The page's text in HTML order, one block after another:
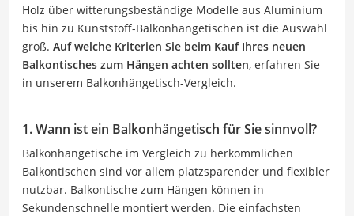
Holz über witterungsbeständige Modelle aus Aluminium
bis hin zu Kunststoff-Balkonhängetischen ist die Auswahl
groß. Auf welche Kriterien Sie beim Kauf Ihres neuen
Balkontisches zum Hängen achten sollten, erfahren Sie
in unserem Balkonhängetisch-Vergleich.
1. Wann ist ein Balkonhängetisch für Sie sinnvoll?
Balkonhängetische im Vergleich zu herkömmlichen
Balkontischen sind vor allem platzsparender und flexibler
nutzbar. Balkontische zum Hängen können in
Sekundenschnelle montiert werden. Die einfachsten